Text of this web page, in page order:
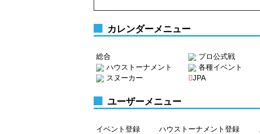
カレンダーメニュー
総合 プロ公式戦
ハウストーナメント
各種イベント
スヌーカー
JPA
ユーザーメニュー
イベント登録 ハウストーナメント登録